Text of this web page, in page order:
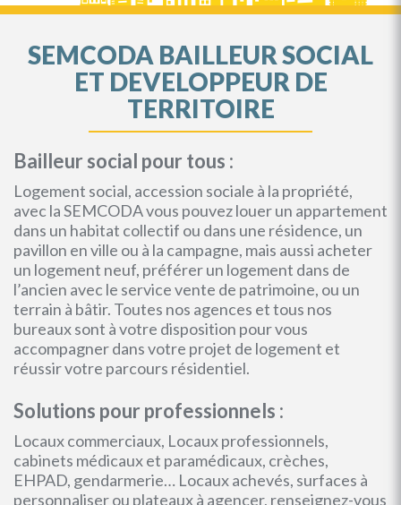
SEMCODA BAILLEUR SOCIAL
ET DEVELOPPEUR DE
TERRITOIRE
Bailleur social pour tous :
Logement social, accession sociale à la propriété,
avec la SEMCODA vous pouvez louer un appartement
dans un habitat collectif ou dans une résidence, un
pavillon en ville ou à la campagne, mais aussi acheter
un logement neuf, préférer un logement dans de
l’ancien avec le service vente de patrimoine, ou un
terrain à bâtir. Toutes nos agences et tous nos
bureaux sont à votre disposition pour vous
accompagner dans votre projet de logement et
réussir votre parcours résidentiel.
Solutions pour professionnels :
Locaux commerciaux, Locaux professionnels,
cabinets médicaux et paramédicaux, crèches,
EHPAD, gendarmerie… Locaux achevés, surfaces à
personnaliser ou plateaux à agencer, renseignez-vous